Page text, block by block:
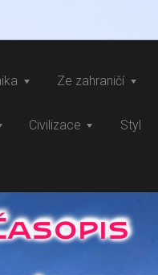
Ze zahraničí
Civilizace Styl